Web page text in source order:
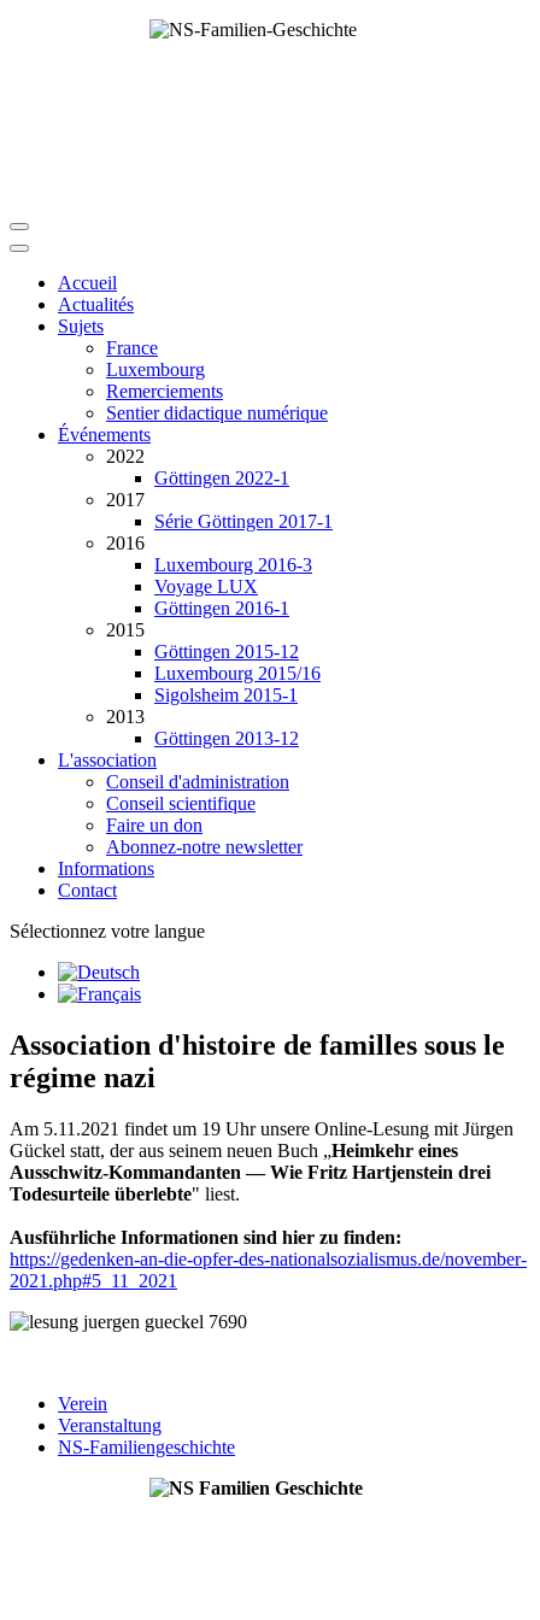
Accueil
Actualités
Sujets
France
Luxembourg
Remerciements
Sentier didactique numérique
Événements
2022
Göttingen 2022-1
2017
Série Göttingen 2017-1
2016
Luxembourg 2016-3
Voyage LUX
Göttingen 2016-1
2015
Göttingen 2015-12
Luxembourg 2015/16
Sigolsheim 2015-1
2013
Göttingen 2013-12
L'association
Conseil d'administration
Conseil scientifique
Faire un don
Abonnez-notre newsletter
Informations
Contact
Sélectionnez votre langue
Association d'histoire de familles sous le
régime nazi
Am 5.11.2021 findet um 19 Uhr unsere Online-Lesung mit Jürgen
Gückel statt, der aus seinem neuen Buch „Heimkehr eines
Ausschwitz-Komman­danten — Wie Fritz Hartjen­stein drei
Todes­urteile über­lebte" liest.
Ausführliche Informationen sind hier zu finden:
https://gedenken-an-die-opfer-des-nationalsozialismus.de/november-
2021.php#5_11_2021
Verein
Veranstaltung
NS-Familiengeschichte